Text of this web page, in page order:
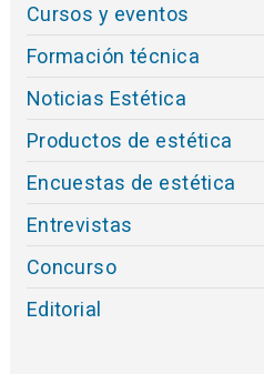
Cursos y eventos
Formación técnica
Noticias Estética
Productos de estética
Encuestas de estética
Entrevistas
Concurso
Editorial